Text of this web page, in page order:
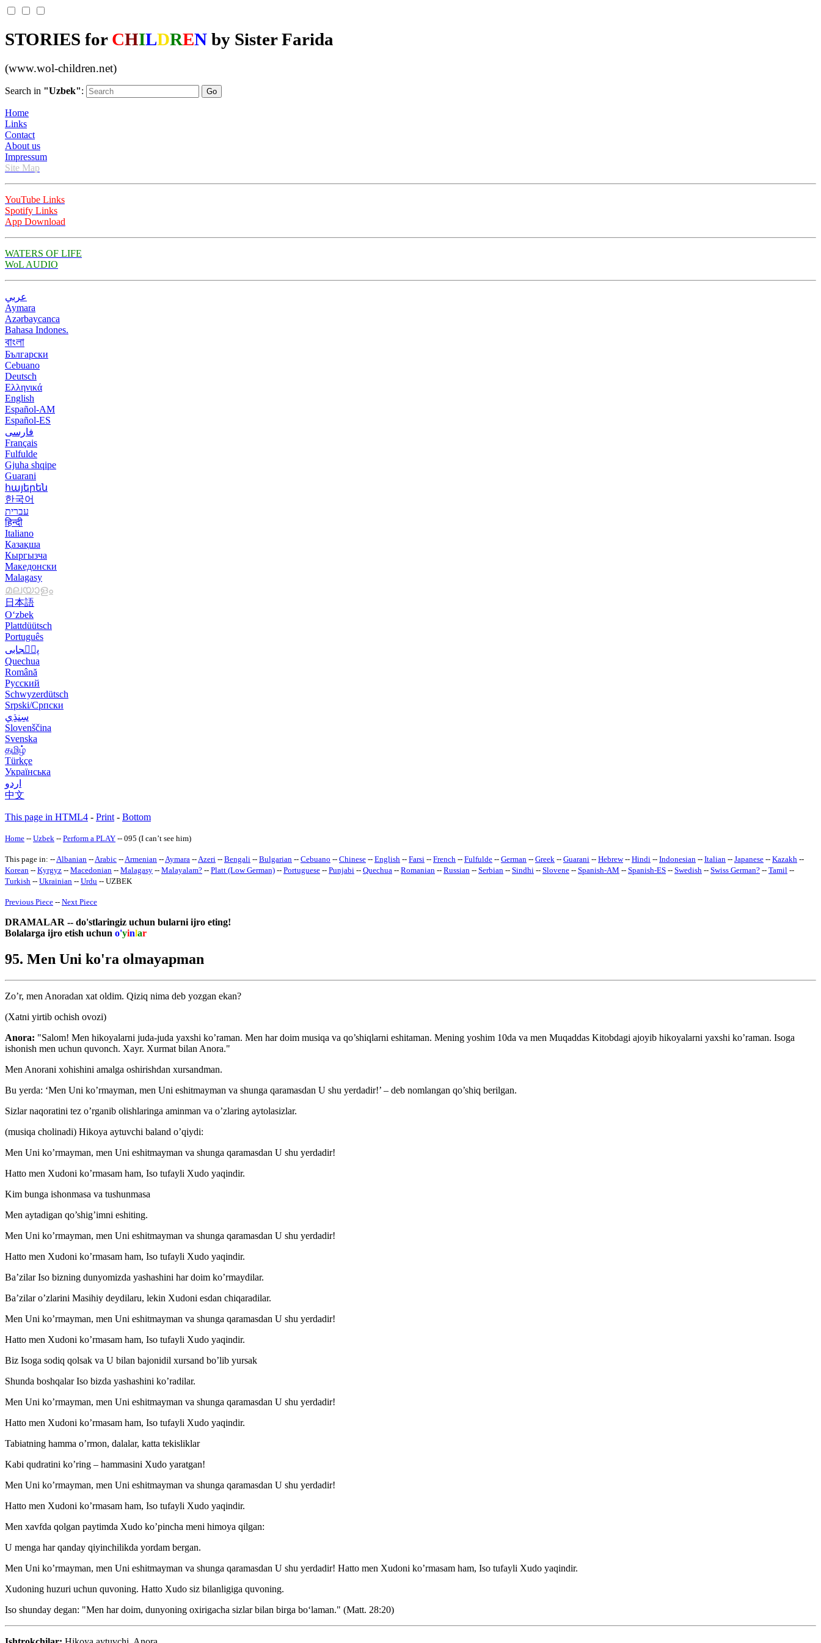
STORIES for CHILDREN by Sister Farida
(www.wol-children.net)
Search in "Uzbek":
Home
Links
Contact
About us
Impressum
Site Map
YouTube Links
Spotify Links
App Download
WATERS OF LIFE
WoL AUDIO
عربي
Aymara
Azərbaycanca
Bahasa Indones.
বাংলা
Български
Cebuano
Deutsch
Ελληνικά
English
Español-AM
Español-ES
فارسی
Français
Fulfulde
Gjuha shqipe
Guarani
հայերեն
한국어
עברית
हिन्दी
Italiano
Қазақша
Кыргызча
Македонски
Malagasy
മലയാളം
日本語
O‘zbek
Plattdüütsch
Português
پن٘جابی
Quechua
Română
Русский
Schwyzerdütsch
Srpski/Српски
Slovenščina
Svenska
தமிழ்
Türkçe
Українська
اردو
中文
This page in HTML4 - Print - Bottom
Home -- Uzbek -- Perform a PLAY -- 095 (I can’t see him)
This page in: -- Albanian -- Arabic -- Armenian -- Aymara -- Azeri -- Bengali -- Bulgarian -- Cebuano -- Chinese -- English -- Farsi -- French -- Fulfulde -- German -- Greek -- Guarani -- Hebrew-- Hindi -- Indonesian -- Italian -- Japanese -- Kazakh --
Korean -- Kyrgyz -- Macedonian -- Malagasy -- Malayalam? -- Platt (Low German) -- Portuguese -- Punjabi -- Quechua -- Romanian -- Russian -- Serbian -- Sindhi -- Slovene -- Spanish-AM -- Spanish-ES -- Swedish -- Swiss German? -- Tamil --
Turkish -- Ukrainian -- Urdu -- UZBEK
Previous Piece -- Next Piece
DRAMALAR -- do'stlaringiz uchun bularni ijro eting!
Bolalarga ijro etish uchun o'yinlar
95. Men Uni ko'ra olmayapman
Zo’r, men Anoradan xat oldim. Qiziq nima deb yozgan ekan?
(Xatni yirtib ochish ovozi)
Anora: "Salom! Men hikoyalarni juda-juda yaxshi ko’raman. Men har doim musiqa va qo’shiqlarni eshitaman. Mening yoshim 10da va men Muqaddas Kitobdagi ajoyib hikoyalarni yaxshi ko’raman. Isoga
ishonish men uchun quvonch. Xayr. Xurmat bilan Anora."
Men Anorani xohishini amalga oshirishdan xursandman.
Bu yerda: ‘Men Uni ko’rmayman, men Uni eshitmayman va shunga qaramasdan U shu yerdadir!’ – deb nomlangan qo’shiq berilgan.
Sizlar naqoratini tez o’rganib olishlaringa aminman va o’zlaring aytolasizlar.
(musiqa cholinadi) Hikoya aytuvchi baland o’qiydi:
Men Uni ko’rmayman, men Uni eshitmayman va shunga qaramasdan U shu yerdadir!
Hatto men Xudoni ko’rmasam ham, Iso tufayli Xudo yaqindir.
Kim bunga ishonmasa va tushunmasa
Men aytadigan qo’shig’imni eshiting.
Men Uni ko’rmayman, men Uni eshitmayman va shunga qaramasdan U shu yerdadir!
Hatto men Xudoni ko’rmasam ham, Iso tufayli Xudo yaqindir.
Ba’zilar Iso bizning dunyomizda yashashini har doim ko’rmaydilar.
Ba’zilar o’zlarini Masihiy deydilaru, lekin Xudoni esdan chiqaradilar.
Men Uni ko’rmayman, men Uni eshitmayman va shunga qaramasdan U shu yerdadir!
Hatto men Xudoni ko’rmasam ham, Iso tufayli Xudo yaqindir.
Biz Isoga sodiq qolsak va U bilan bajonidil xursand bo’lib yursak
Shunda boshqalar Iso bizda yashashini ko’radilar.
Men Uni ko’rmayman, men Uni eshitmayman va shunga qaramasdan U shu yerdadir!
Hatto men Xudoni ko’rmasam ham, Iso tufayli Xudo yaqindir.
Tabiatning hamma o’rmon, dalalar, katta tekisliklar
Kabi qudratini ko’ring – hammasini Xudo yaratgan!
Men Uni ko’rmayman, men Uni eshitmayman va shunga qaramasdan U shu yerdadir!
Hatto men Xudoni ko’rmasam ham, Iso tufayli Xudo yaqindir.
Men xavfda qolgan paytimda Xudo ko’pincha meni himoya qilgan:
U menga har qanday qiyinchilikda yordam bergan.
Men Uni ko’rmayman, men Uni eshitmayman va shunga qaramasdan U shu yerdadir! Hatto men Xudoni ko’rmasam ham, Iso tufayli Xudo yaqindir.
Xudoning huzuri uchun quvoning. Hatto Xudo siz bilanligiga quvoning.
Iso shunday degan: "Men har doim, dunyoning oxirigacha sizlar bilan birga bo‘laman." (Matt. 28:20)